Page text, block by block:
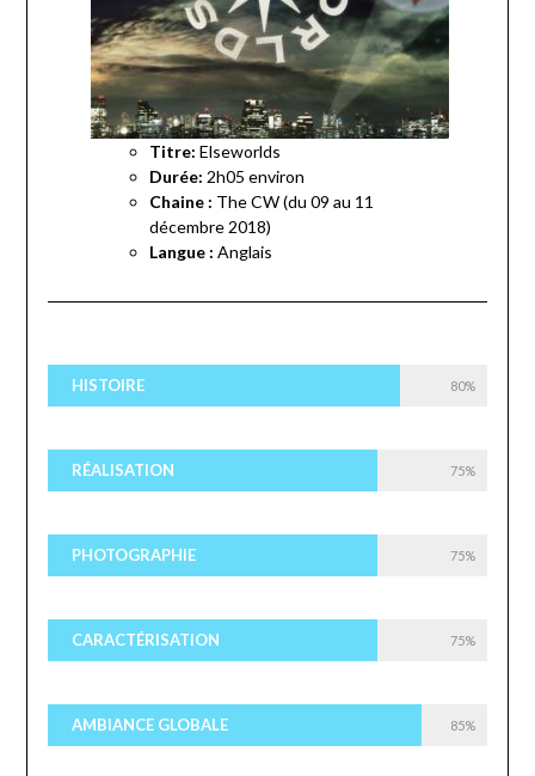
Titre: Elseworlds
Durée: 2h05 environ
Chaine : The CW (du 09 au 11
décembre 2018)
Langue : Anglais
HISTOIRE 80%
RÉALISATION 75%
PHOTOGRAPHIE 75%
CARACTÉRISATION 75%
AMBIANCE GLOBALE 85%